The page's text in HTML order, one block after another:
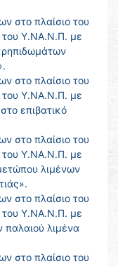
στο πλαίσιο του
του Υ.ΝΑ.Ν.Π. με
στο πλαίσιο του
του Υ.ΝΑ.Ν.Π. με
επιβατικό
στο πλαίσιο του
του Υ.ΝΑ.Ν.Π. με
λιμένων
στο πλαίσιο του
του Υ.ΝΑ.Ν.Π. με
παλαιού λιμένα
στο πλαίσιο του